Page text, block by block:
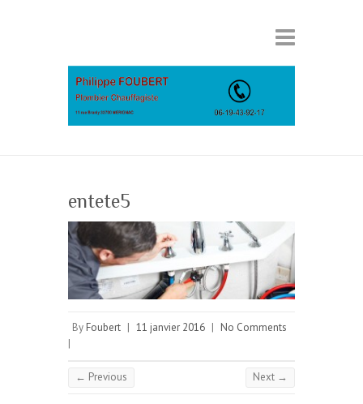
entete5
By Foubert | 11 janvier 2016 | No Comments
|
← Previous Next →